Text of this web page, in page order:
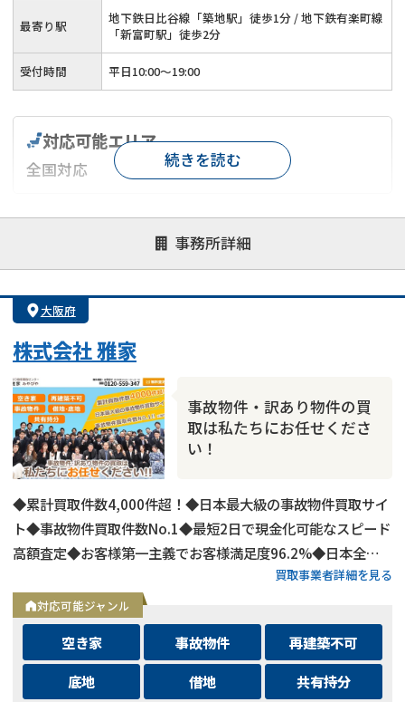
最寄り駅
地下鉄日比谷線「築地駅」徒歩1分 / 地下鉄有楽町線
「新富町駅」徒歩2分
受付時間 平日10:00～19:00
事務所詳細
対応可能エリア
全国対応
対応が親身 オンライン面談可能
レスポンスが早い
1億円以上の買取可
続きを読む
大阪府
株式会社 雅家
事故物件・訳あり物件の買
取は私たちにお任せくださ
い！
◆累計買取件数4,000件超！◆日本最大級の事故物件買取サイ
ト◆事故物件買取件数No.1◆最短2日で現金化可能なスピード
高額査定◆お客様第一主義でお客様満足度96.2%◆日本全国
買取事業者詳細を見る
対応可能ジャンル
空き家 事故物件
再建築不可
底地
借地
共有持分